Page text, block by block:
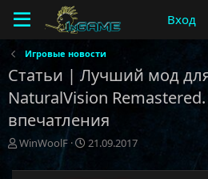
Вход
Игровые новости
Статьи | Лучший мод для
NaturalVision
впечатления
А
т
WinWoolF
Д
т
21.09.2017